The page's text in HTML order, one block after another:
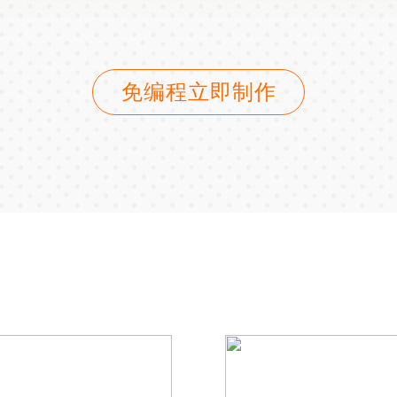
免编程立即制作